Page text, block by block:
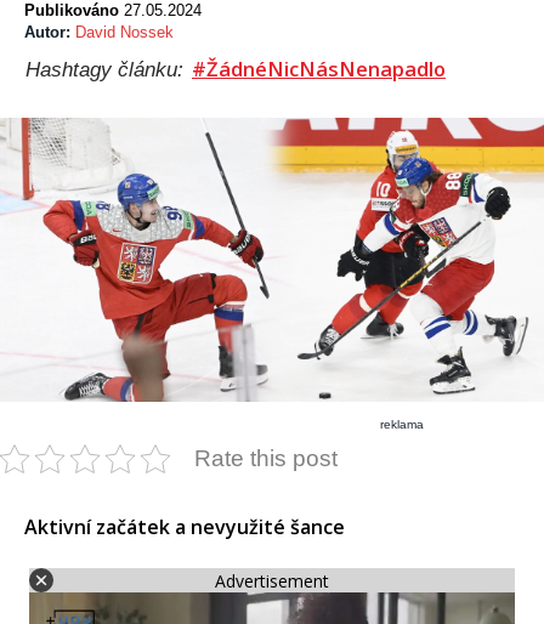
Publikováno 27.05.2024
Autor: David Nossek
Hashtagy článku: #ŽádnéNicNásNenapadlo
reklama
Rate this post
Aktivní začátek a nevyužité šance
Advertisement